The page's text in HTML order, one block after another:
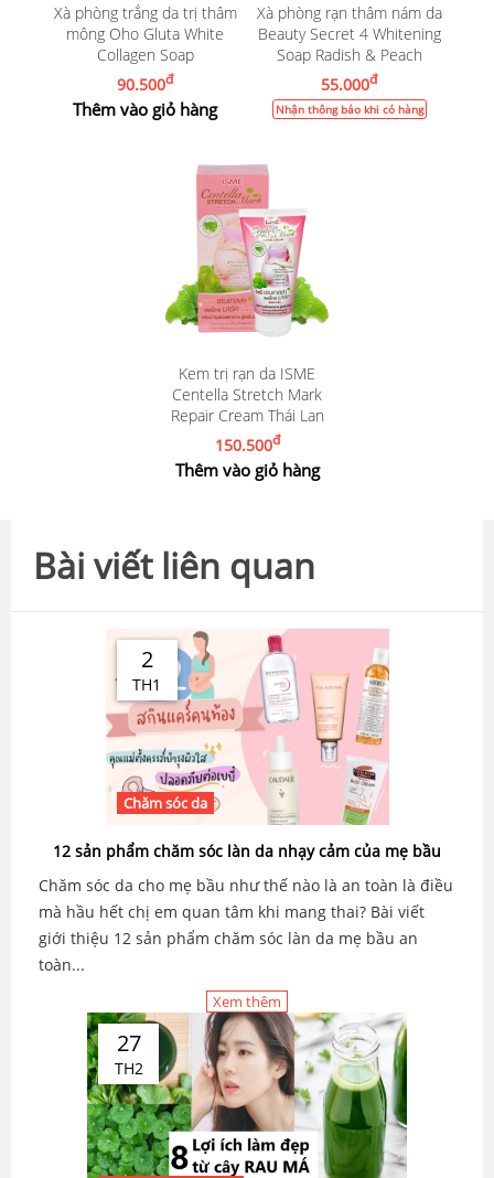
Xà phòng trắng da trị thâm
mông Oho Gluta White
Collagen Soap
90.500đ
Thêm vào giỏ hàng
Xà phòng rạn thâm nám da
Beauty Secret 4 Whitening
Soap Radish & Peach
55.000đ
Nhận thông báo khi có hàng
Kem trị rạn da ISME
Centella Stretch Mark
Repair Cream Thái Lan
150.500đ
Thêm vào giỏ hàng
Bài viết liên quan
2
TH1
Chăm sóc da
12 sản phẩm chăm sóc làn da nhạy cảm của mẹ bầu
Chăm sóc da cho mẹ bầu như thế nào là an toàn là điều
mà hầu hết chị em quan tâm khi mang thai? Bài viết
giới thiệu 12 sản phẩm chăm sóc làn da mẹ bầu an
toàn...
Xem thêm
27
TH2